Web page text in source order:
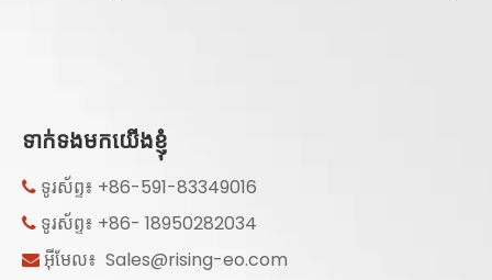
ទាក់ទងមកយើងខ្ញុំ
 ទូរស័ព្ទ៖ +86-591-83349016
 ទូរស័ព្ទ៖ +86- 18950282034
 អ៊ីមែល៖ Sales@rising-eo.com